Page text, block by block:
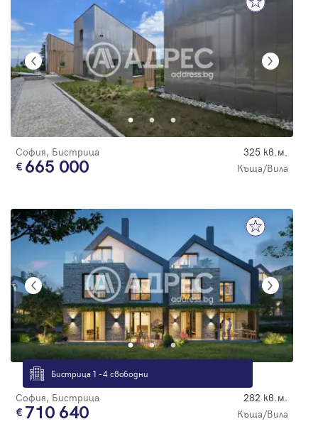
София, Бистрица 325 кв.м.
665 000 Къща/Вила
Бистрица 1 - 4 свободни
София, Бистрица 282 кв.м.
710 640
Къща/Вила